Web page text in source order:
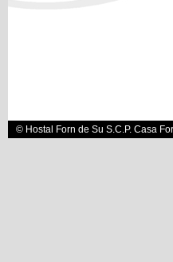
© Hostal Forn de Su S.C.P. Casa